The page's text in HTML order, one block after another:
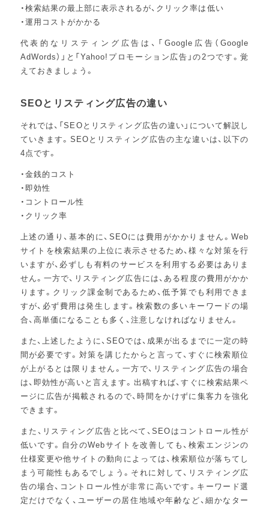
・検索結果の最上部に表示されるが、クリック率は低い
・運用コストがかかる
代表的なリスティング広告は、「Google広告（Google
AdWords）」と「Yahoo!プロモーション広告」の2つです。覚
えておきましょう。
SEOとリスティング広告の違い
それでは、「SEOとリスティング広告の違い」について解説し
ていきます。SEOとリスティング広告の主な違いは、以下の
4点です。
・金銭的コスト
・即効性
・コントロール性
・クリック率
上述の通り、基本的に、SEOには費用がかかりません。Web
サイトを検索結果の上位に表示させるため、様々な対策を行
いますが、必ずしも有料のサービスを利用する必要はありま
せん。一方で、リスティング広告には、ある程度の費用がかか
ります。クリック課金制であるため、低予算でも利用できま
すが、必ず費用は発生します。検索数の多いキーワードの場
合、高単価になることも多く、注意しなければなりません。
また、上述したように、SEOでは、成果が出るまでに一定の時
間が必要です。対策を講じたからと言って、すぐに検索順位
が上がるとは限りません。一方で、リスティング広告の場合
は、即効性が高いと言えます。出稿すれば、すぐに検索結果ペ
ージに広告が掲載されるので、時間をかけずに集客力を強化
できます。
また、リスティング広告と比べて、SEOはコントロール性が
低いです。自分のWebサイトを改善しても、検索エンジンの
仕様変更や他サイトの動向によっては、検索順位が落ちてし
まう可能性もあるでしょう。それに対して、リスティング広
告の場合、コントロール性が非常に高いです。キーワード選
定だけでなく、ユーザーの居住地域や年齢など、細かなター